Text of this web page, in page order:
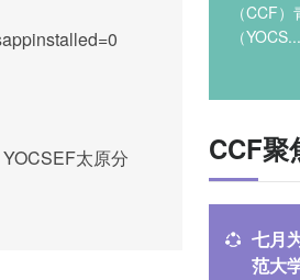
太原分
芯片设计，制造...
（CCF
（YOCS...
CCF聚
七月
范大